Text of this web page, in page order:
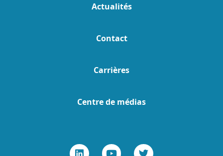
Actualités
Contact
Carrières
Centre de médias